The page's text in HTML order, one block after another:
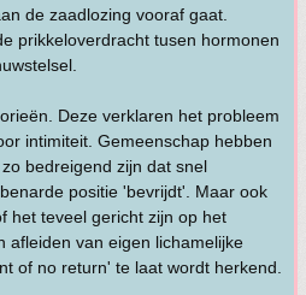
de zaadlozing vooraf gaat.
prikkeloverdracht tusen hormonen
Deze verklaren het probleem
intimiteit. Gemeenschap hebben
bedreigend zijn dat snel
positie 'bevrijdt'. Maar ook
het teveel gericht zijn op het
afleiden van eigen lichamelijke
of no return' te laat wordt herkend.